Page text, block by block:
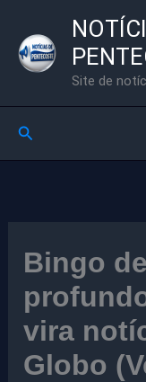
para
Site de
Pesquisar
Bingo
vira
Globo